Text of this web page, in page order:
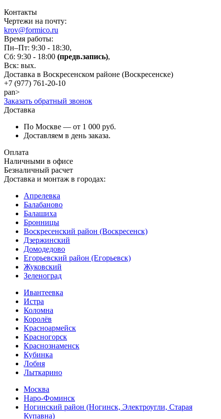
Контакты
Чертежи на почту:
krov@formico.ru
Время работы:
Пн–Пт: 9:30 - 18:30,
Сб: 9:30 - 18:00 (предв.запись),
Вск: вых.
Доставка в Воскресенском районе (Воскресенске)
+7 (977) 761-20-10
pan>
Заказать обратный звонок
Доставка
По Москве — от 1 000 руб.
Доставляем в день заказа.
Оплата
Наличными в офисе
Безналичный расчет
Доставка и монтаж в городах:
Апрелевка
Балабаново
Балашиха
Бронницы
Воскресенский район (Воскресенск)
Дзержинский
Домодедово
Егорьевский район (Егорьевск)
Жуковский
Зеленоград
Ивантеевка
Истра
Коломна
Королёв
Красноармейск
Красногорск
Краснознаменск
Кубинка
Лобня
Лыткарино
Москва
Наро-Фоминск
Ногинский район (Ногинск, Электроугли, Старая
Купавна)